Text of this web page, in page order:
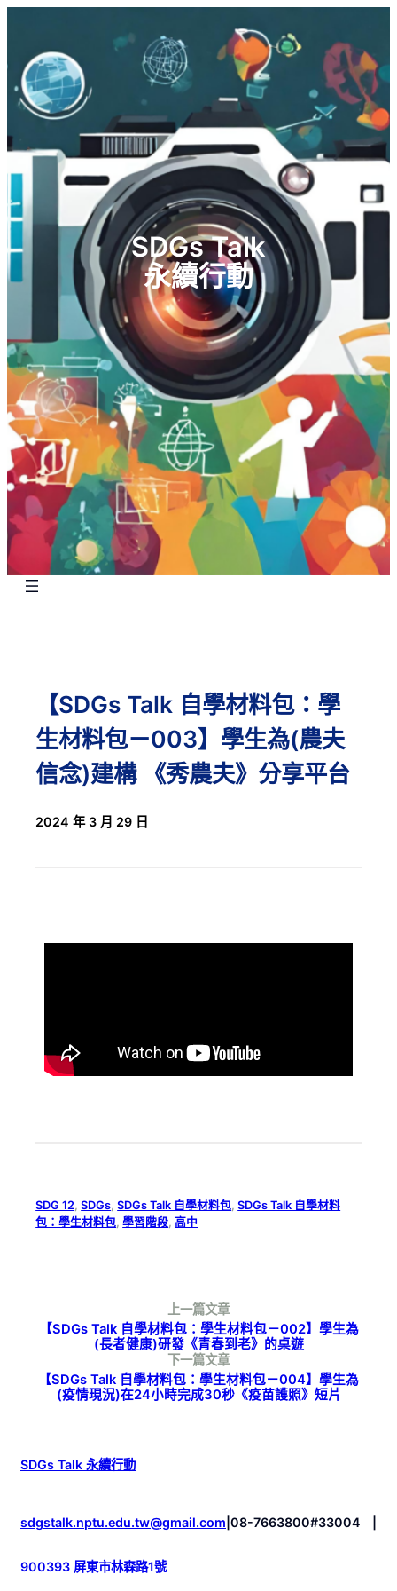
SDGs Talk
永續行動
【SDGs Talk 自學材料包：學
生材料包－003】學生為(農夫
信念)建構 《秀農夫》分享平台
2024 年 3 月 29 日
SDG 12 , SDGs , SDGs Talk 自學材料包 , SDGs Talk 自學材料
包：學生材料包 , 學習階段 , 高中
上一篇文章
【SDGs Talk 自學材料包：學生材料包－002】學生為
(長者健康)研發《青春到老》的桌遊
下一篇文章
【SDGs Talk 自學材料包：學生材料包－004】學生為
(疫情現況)在24小時完成30秒《疫苗護照》短片
SDGs Talk 永續行動
sdgstalk.nptu.edu.tw@gmail.com 08-7663800#33004
900393 屏東市林森路1號